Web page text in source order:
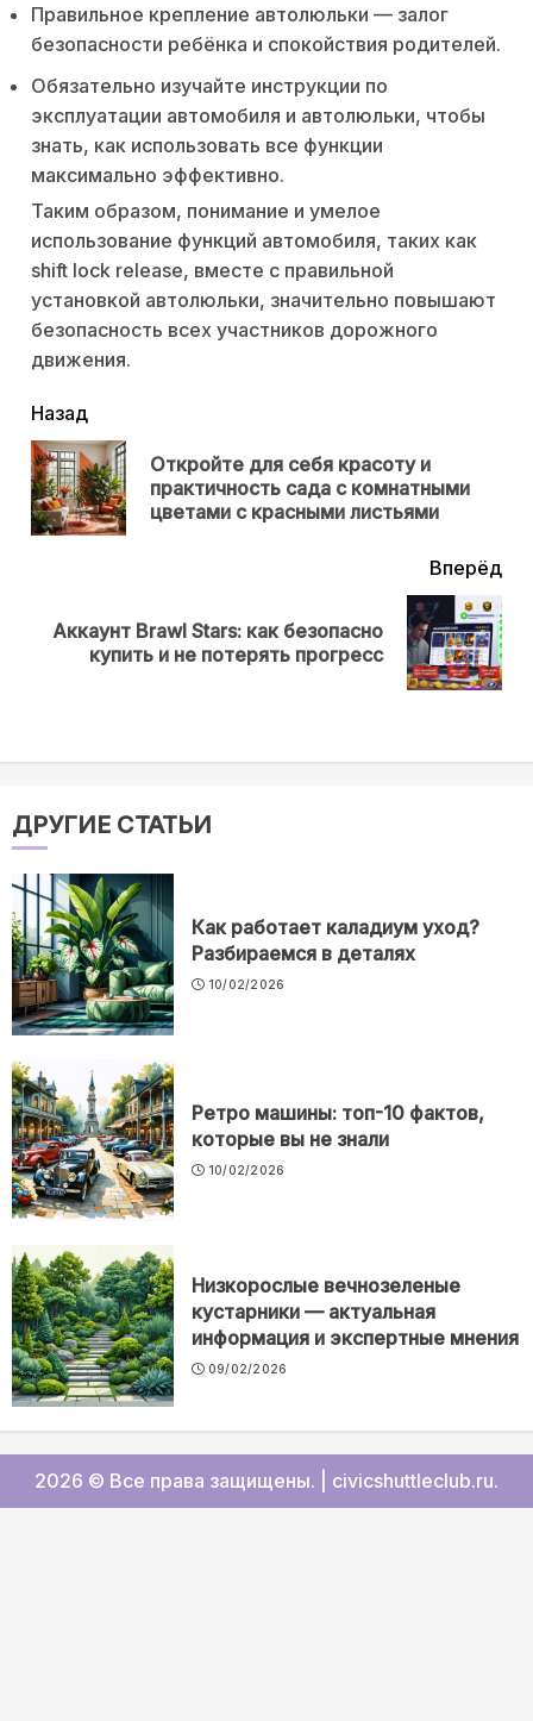
Правильное крепление автолюльки — залог
безопасности ребёнка и спокойствия родителей.
Обязательно изучайте инструкции по
эксплуатации автомобиля и автолюльки, чтобы
знать, как использовать все функции
максимально эффективно.
Таким образом, понимание и умелое
использование функций автомобиля, таких как
shift lock release, вместе с правильной
установкой автолюльки, значительно повышают
безопасность всех участников дорожного
движения.
читать
еще
Назад
Откройте для себя красоту и
практичность сада с комнатными
цветами с красными листьями
Вперёд
Next
Аккаунт Brawl Stars: как безопасно
купить и не потерять прогресс
ДРУГИЕ СТАТЬИ
Как работает каладиум уход?
Разбираемся в деталях
10/02/2026
Ретро машины: топ-10 фактов,
которые вы не знали
10/02/2026
Низкорослые вечнозеленые
кустарники — актуальная
информация и экспертные мнения
09/02/2026
2026 © Все права защищены. civicshuttleclub.ru.